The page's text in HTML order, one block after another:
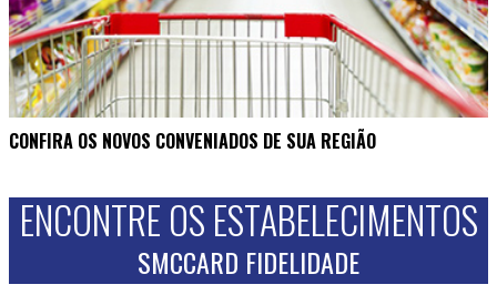
CONFIRA OS NOVOS CONVENIADOS DE SUA REGIÃO
ENCONTRE OS ESTABELECIMENTOS
SMCCARD FIDELIDADE